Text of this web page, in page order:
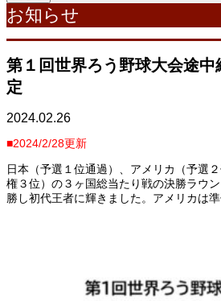
お知らせ
第１回世界ろう野球大会途
定
2024.02.26
■2024/2/28更新
日本（予選１位通過）、アメリカ（予選
権３位）の３ヶ国総当たり戦の決勝ラウ
勝し初代王者に輝きました。アメリカは準